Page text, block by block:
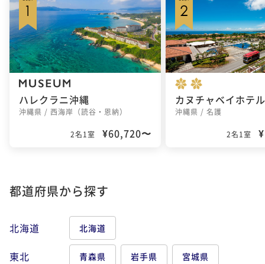
ハレクラニ沖縄
沖縄県 / 西海岸（読谷・恩納）
2名1室 ¥60,720〜
沖縄県 / 名護
2名1室
都道府県から探す
北海道 北海道
東北 青森県 岩手県 宮城県